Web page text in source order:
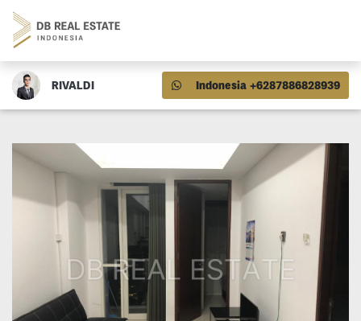
RIVALDI Indonesia +6287886828939